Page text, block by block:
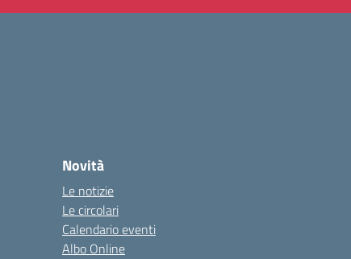
Novità
Le notizie
Le circolari
Calendario eventi
Albo Online